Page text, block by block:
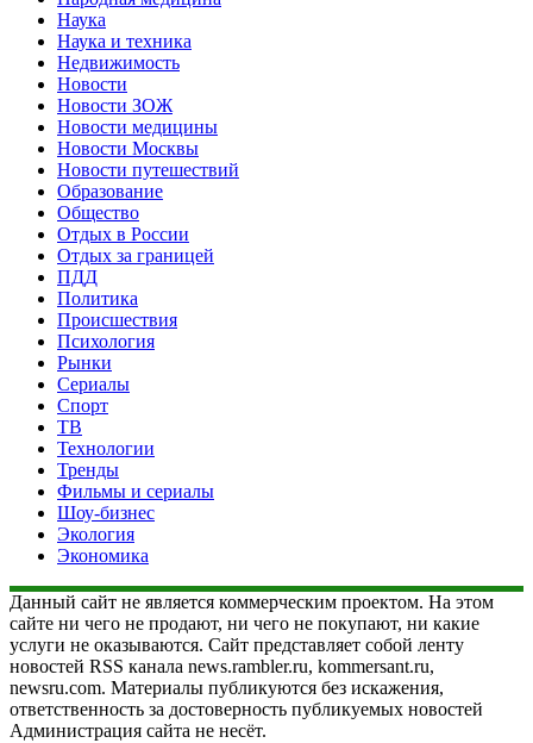
Наука
Наука и техника
Недвижимость
Новости
Новости ЗОЖ
Новости медицины
Новости Москвы
Новости путешествий
Образование
Общество
Отдых в России
Отдых за границей
ПДД
Политика
Происшествия
Психология
Рынки
Сериалы
Спорт
ТВ
Технологии
Тренды
Фильмы и сериалы
Шоу-бизнес
Экология
Экономика
Данный сайт не является коммерческим проектом. На этом
сайте ни чего не продают, ни чего не покупают, ни какие
услуги не оказываются. Сайт представляет собой ленту
новостей RSS канала news.rambler.ru, kommersant.ru,
newsru.com. Материалы публикуются без искажения,
ответственность за достоверность публикуемых новостей
Администрация сайта не несёт.